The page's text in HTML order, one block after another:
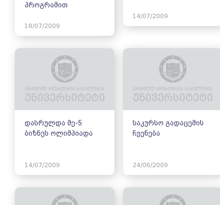
პროგრამით
18/07/2009
14/07/2009
დასრულდა მე-5
ბიზნეს ოლიმპიადა
14/07/2009
საკურსო გადაცემის
ჩვენება
24/06/2009